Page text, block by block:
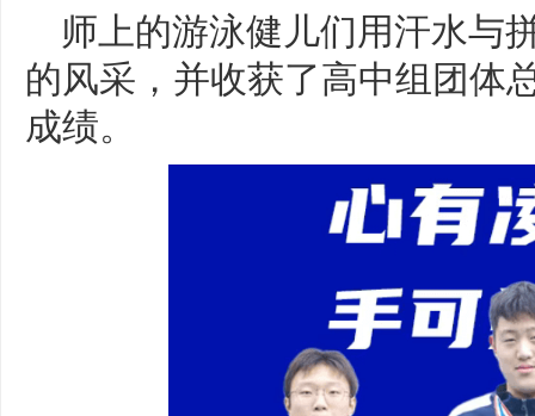
师上的游泳健儿们用汗水与
的风采，并收获了高中组团体
成绩。